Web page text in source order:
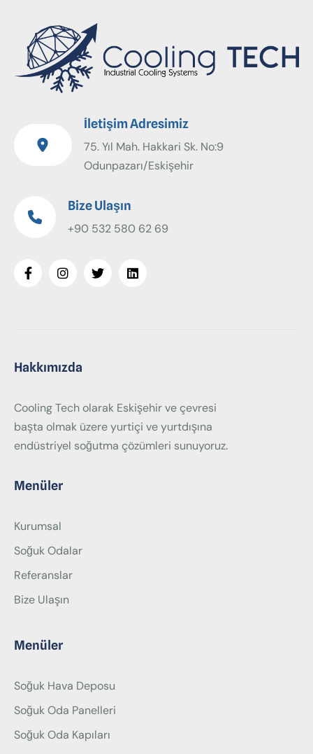
İletişim Adresimiz
75. Yıl Mah. Hakkari Sk. No:9
Odunpazarı/Eskişehir
Bize Ulaşın
+90 532 580 62 69
Hakkımızda
Cooling Tech olarak Eskişehir ve çevresi
başta olmak üzere yurtiçi ve yurtdışına
endüstriyel soğutma çözümleri sunuyoruz.
Menüler
Kurumsal
Soğuk Odalar
Referanslar
Bize Ulaşın
Menüler
Soğuk Hava Deposu
Soğuk Oda Panelleri
Soğuk Oda Kapıları